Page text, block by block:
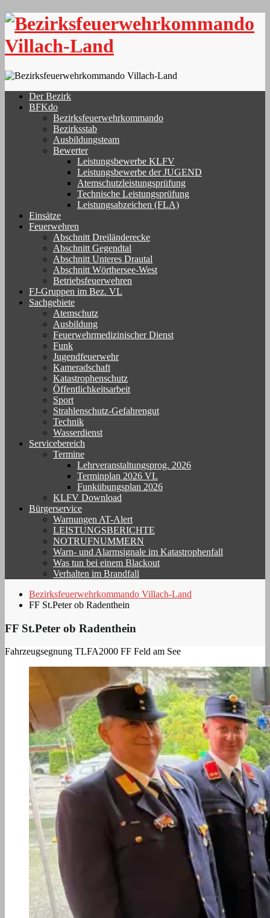
Skip
content
Der Bezirk
BFKdo
Bezirksfeuerwehrkommando
Bezirksstab
Ausbildungsteam
Bewerter
Leistungsbewerbe KLFV
Leistungsbewerbe der JUGEND
Atemschutzleistungsprüfung
Technische Leistungsprüfung
Leistungsabzeichen (FLA)
Einsätze
Feuerwehren
Abschnitt Dreiländerecke
Abschnitt Gegendtal
Abschnitt Unteres Drautal
Abschnitt Wörthersee-West
Betriebsfeuerwehren
FJ-Gruppen im Bez. VL
Sachgebiete
Atemschutz
Ausbildung
Feuerwehrmedizinischer Dienst
Funk
Jugendfeuerwehr
Kameradschaft
Katastrophenschutz
Öffentlichkeitsarbeit
Sport
Strahlenschutz-Gefahrengut
Technik
Wasserdienst
Servicebereich
Termine
Lehrveranstaltungsprog. 2026
Terminplan 2026 VL
Funkübungsplan 2026
KLFV Download
Bürgerservice
Warnungen AT-Alert
LEISTUNGSBERICHTE
NOTRUFNUMMERN
Warn- und Alarmsignale im Katastrophenfall
Was tun bei einem Blackout
Verhalten im Brandfall
Bezirksfeuerwehrkommando Villach-Land
FF St.Peter ob Radenthein
FF St.Peter ob Radenthein
Fahrzeugsegnung TLFA2000 FF Feld am See